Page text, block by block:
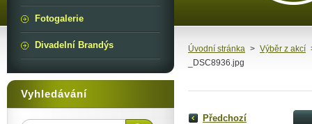
Úvodní stránka > Výběr z akcí
_DSC8936.jpg
Předchozí
Fotogalerie
Divadelní Brandýs
Vyhledávání